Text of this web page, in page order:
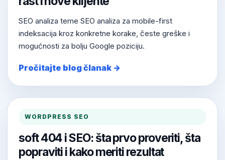
SEO analiza teme SEO analiza za mobile-first
indeksacija kroz konkretne korake, česte greške i
mogućnosti za bolju Google poziciju.
Pročitajte blog članak →
WORDPRESS SEO
soft 404 i SEO: šta prvo proveriti, šta
popraviti i kako meriti rezultat